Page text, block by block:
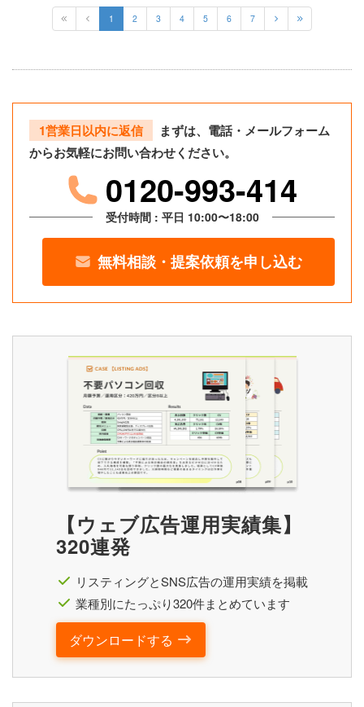
1 2 3 4 5 6 7
1営業日以内に返信
まずは、電話・メールフォーム
からお気軽にお問い合わせください。
0120-993-414
受付時間 : 平日 10:00〜18:00
無料相談・提案依頼を申し込む
【ウェブ広告運用実績集】
320連発
リスティングとSNS広告の運用実績を掲載
業種別にたっぷり320件まとめています
ダウンロードする